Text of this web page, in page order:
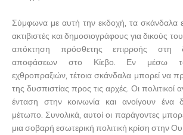
Σύμφωνα με αυτή την εκδοχή, τα σκάνδαλα
ακτιβιστές και δημοσιογράφους για δικούς
απόκτηση πρόσθετης επιρροής στη
αποφάσεων στο Κίεβο. Εν μέσω
εχθροπραξιών, τέτοια σκάνδαλα μπορεί να
της δυσπιστίας προς τις αρχές. Οι πολιτικοί
ένταση στην κοινωνία και ανοίγουν ένα
μέτωπο. Συνολικά, αυτοί οι παράγοντες
μια σοβαρή εσωτερική πολιτική κρίση στην